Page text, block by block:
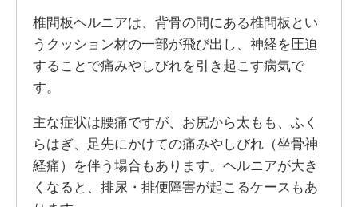
椎間板ヘルニアは、背骨の間にある椎間板とい
うクッション材の一部が飛び出し、神経を圧迫
することで痛みやしびれを引き起こす病気で
す。
主な症状は腰痛ですが、お尻から太もも、ふく
らはぎ、足先にかけての痛みやしびれ（坐骨神
経痛）を伴う場合もあります。ヘルニアが大き
くなると、排尿・排便障害が起こるケースもあ